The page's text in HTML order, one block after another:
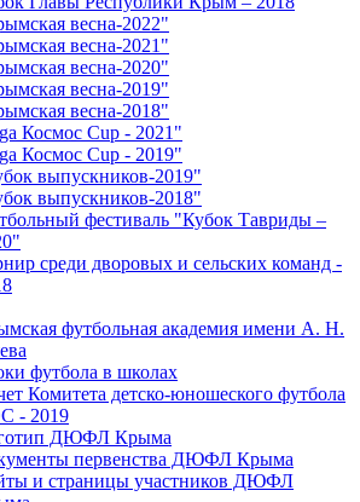
весна-2022"
весна-2021"
весна-2020"
весна-2019"
весна-2018"
Космос Cup - 2021"
Космос Cup - 2019"
выпускников-2019"
выпускников-2018"
фестиваль "Кубок Тавриды –
среди дворовых и сельских команд -
футбольная академия имени А. Н.
футбола в школах
Комитета детско-юношеского футбола
- 2019
ДЮФЛ Крыма
первенства ДЮФЛ Крыма
и страницы участников ДЮФЛ